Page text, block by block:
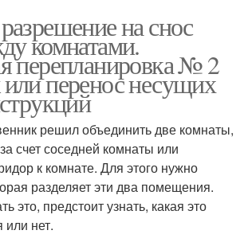
на снос
комнатами.
перепланировка № 2
перенос несущих
решил объединить две комнаты,
счет соседней комнаты или
к комнате. Для этого нужно
разделяет эти два помещения.
это, предстоит узнать, какая это
нет.